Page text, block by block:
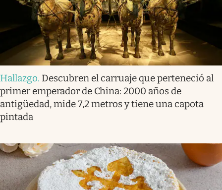
Hallazgo. Descubren el carruaje que perteneció al
primer emperador de China: 2000 años de
antigüedad, mide 7,2 metros y tiene una capota
pintada